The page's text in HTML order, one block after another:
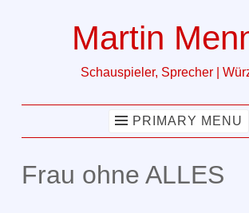
Martin
Schauspieler, Sprecher |
PRIMARY MENU
Frau ohne ALLES